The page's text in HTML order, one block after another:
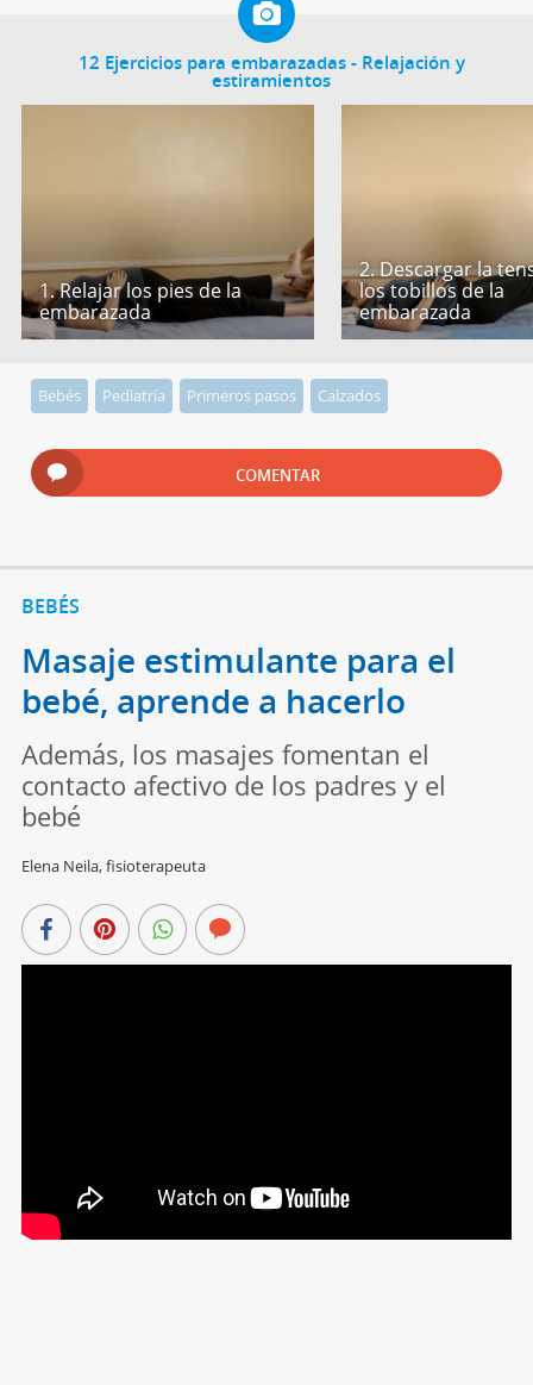
12 Ejercicios para embarazadas - Relajación y
estiramientos
1. Relajar los pies de la
embarazada
2. Descargar la
los tobillos de la
embarazada
Bebés Pediatría Primeros pasos Calzados
COMENTAR
BEBÉS
Masaje estimulante para el
bebé, aprende a hacerlo
Además, los masajes fomentan el
contacto afectivo de los padres y el
bebé
Elena Neila, fisioterapeuta